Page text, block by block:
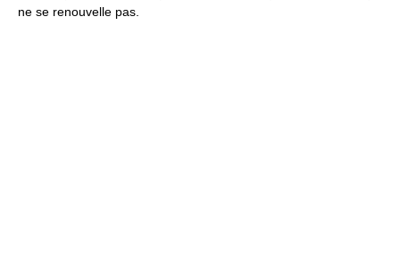
ne se renouvelle pas.